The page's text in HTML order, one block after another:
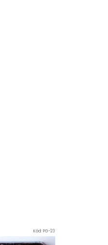
Kód:PG-23